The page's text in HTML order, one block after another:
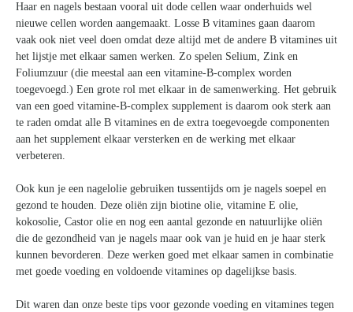
Haar en nagels bestaan vooral uit dode cellen waar onderhuids wel
nieuwe cellen worden aangemaakt. Losse B vitamines gaan daarom
vaak ook niet veel doen omdat deze altijd met de andere B vitamines uit
het lijstje met elkaar samen werken. Zo spelen Selium, Zink en
Foliumzuur (die meestal aan een vitamine-B-complex worden
toegevoegd.) Een grote rol met elkaar in de samenwerking. Het gebruik
van een goed vitamine-B-complex supplement is daarom ook sterk aan
te raden omdat alle B vitamines en de extra toegevoegde componenten
aan het supplement elkaar versterken en de werking met elkaar
verbeteren.
Ook kun je een nagelolie gebruiken tussentijds om je nagels soepel en
gezond te houden. Deze oliën zijn biotine olie, vitamine E olie,
kokosolie, Castor olie en nog een aantal gezonde en natuurlijke oliën
die de gezondheid van je nagels maar ook van je huid en je haar sterk
kunnen bevorderen. Deze werken goed met elkaar samen in combinatie
met goede voeding en voldoende vitamines op dagelijkse basis.
Dit waren dan onze beste tips voor gezonde voeding en vitamines tegen